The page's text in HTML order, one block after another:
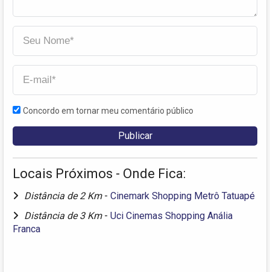
Concordo em tornar meu comentário público
Locais Próximos - Onde Fica:
Distância de 2 Km - Cinemark Shopping Metrô Tatuapé
Distância de 3 Km - Uci Cinemas Shopping Anália
Franca